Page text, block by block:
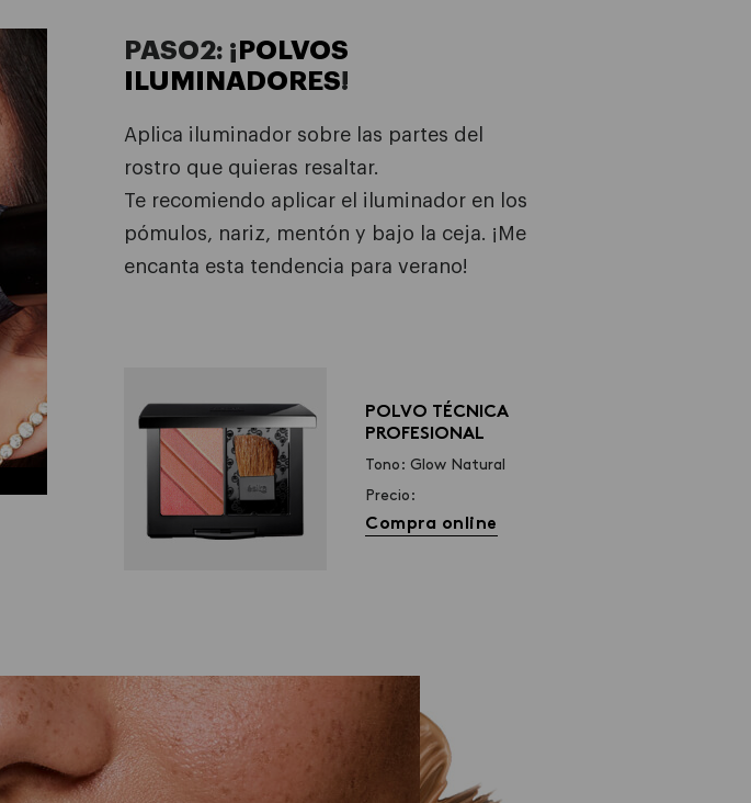
PASO2: ¡ POLVOS
ILUMINADORES!
Aplica iluminador sobre las partes del
rostro que quieras resaltar.
Te recomiendo aplicar el iluminador en los
pómulos, nariz, mentón y bajo la ceja. ¡Me
encanta esta tendencia para verano!
POLVO TÉCNICA
PROFESIONAL
Tono: Glow Natural
Precio:
Compra online